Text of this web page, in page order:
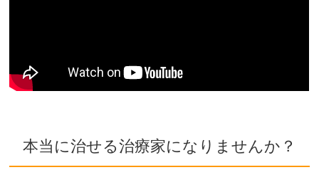
本当に治せる治療家になりませんか？